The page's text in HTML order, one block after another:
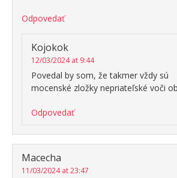
Odpovedať
Kojokok
12/03/2024 at 9:44
Povedal by som, že takmer vždy sú
mocenské zložky nepriateľské voči
Odpovedať
Macecha
11/03/2024 at 23:47